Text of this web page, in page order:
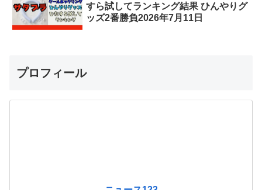
すら試してランキング結果 ひんやりグ
ッズ2番勝負2026年7月11日
プロフィール